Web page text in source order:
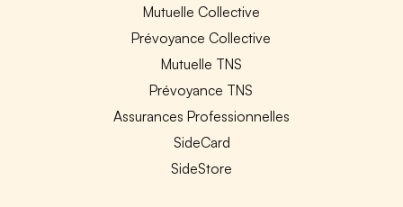
Mutuelle Collective
Prévoyance Collective
Mutuelle TNS
Prévoyance TNS
Assurances Professionnelles
SideCard
SideStore